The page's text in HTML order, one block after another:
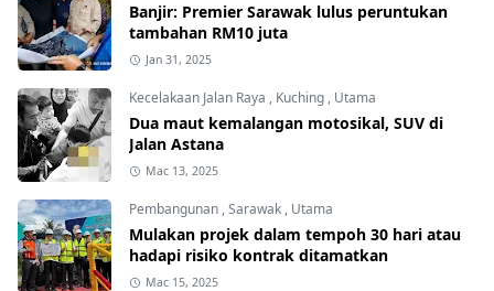
Banjir: Premier Sarawak lulus peruntukan
tambahan RM10 juta
Jan 31, 2025
Kecelakaan Jalan Raya , Kuching , Utama
Dua maut kemalangan motosikal, SUV di
Jalan Astana
Mac 13, 2025
Pembangunan ,Sarawak , Utama
Mulakan projek dalam tempoh 30 hari atau
hadapi risiko kontrak ditamatkan
Mac 15, 2025